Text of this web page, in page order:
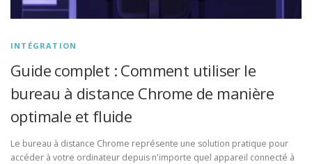
INTÉGRATION
Guide complet : Comment utiliser le
bureau à distance Chrome de manière
optimale et fluide
Le bureau à distance Chrome représente une solution pratique pour
accéder à votre ordinateur depuis n'importe quel appareil connecté à